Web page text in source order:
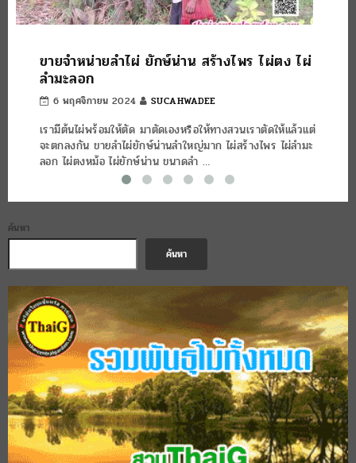
ขายจำหน่ายลำไผ่ ยักษ์น่าน สร้างไพร ไผ่ตง ไผ่
ลำมะลอก
6 พฤศจิกายน 2024 SUCAHWADEE
เรามีต้นไผ่พร้อมให้ตัด มาตัดเองหรือให้ทางสวนเราตัดให้แล้วแต่
จะตกลงกัน ขายลำไผ่ยักษ์น่านลำใหญ่มาก ไผ่สร้างไพร ไผ่ลำมะ
ลอก ไผ่ตงหม้อ ไผ่ยักษ์น่าน ขนาดลำ …
ค้นหา
ค้นหา